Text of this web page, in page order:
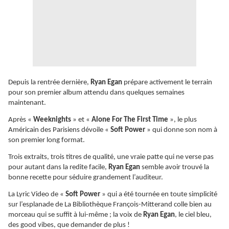
Depuis la rentrée dernière, Ryan Egan prépare activement le terrain
pour son premier album attendu dans quelques semaines
maintenant.
Après « Weeknights » et « Alone For The First Time », le plus
Américain des Parisiens dévoile « Soft Power » qui donne son nom à
son premier long format.
Trois extraits, trois titres de qualité, une vraie patte qui ne verse pas
pour autant dans la redite facile, Ryan Egan semble avoir trouvé la
bonne recette pour séduire grandement l’auditeur.
La Lyric Video de « Soft Power » qui a été tournée en toute simplicité
sur l’esplanade de La Bibliothèque François-Mitterand colle bien au
morceau qui se suffit à lui-même ; la voix de Ryan Egan, le ciel bleu,
des good vibes, que demander de plus !